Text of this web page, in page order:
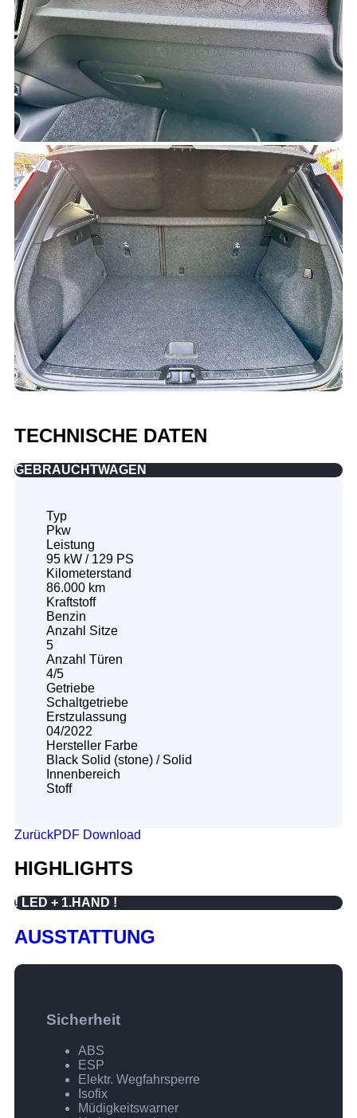
TECHNISCHE DATEN
GEBRAUCHTWAGEN
Typ
Pkw
Leistung
95 kW / 129 PS
Kilometerstand
86.000 km
Kraftstoff
Benzin
Anzahl Sitze
5
Anzahl Türen
4/5
Getriebe
Schaltgetriebe
Erstzulassung
04/2022
Hersteller Farbe
Black Solid (stone) / Solid
Innenbereich
Stoff
ZurückPDF Download
HIGHLIGHTS
! LED + 1.HAND !
AUSSTATTUNG
Sicherheit
ABS
ESP
Elektr. Wegfahrsperre
Isofix
Müdigkeitswarner